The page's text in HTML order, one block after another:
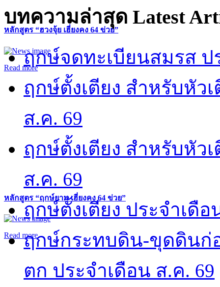
หลักสูตร “ฮวงจุ้ย เฮี่ยงคง 64 ข่วย”
Read more
หลักสูตร “ฤกษ์ยาม เฮี่ยงคง 64 ข่วย”
Read more
บทความล่าสุด Latest
ฤกษ์จดทะเบียนสมรส ป
ฤกษ์ตั้งเตียง สำหรับหัว
ส.ค. 69
ฤกษ์ตั้งเตียง สำหรับหัว
ส.ค. 69
ฤกษ์ตั้งเตียง ประจำเดือ
ฤกษ์กระทบดิน-ขุดดินก่
ตก ประจำเดือน ส.ค. 69